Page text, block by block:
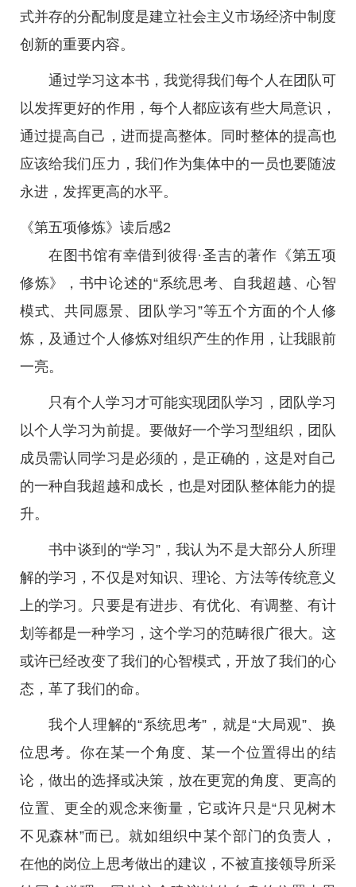
式并存的分配制度是建立社会主义市场经济中制度
创新的重要内容。
通过学习这本书，我觉得我们每个人在团队可
以发挥更好的作用，每个人都应该有些大局意识，
通过提高自己，进而提高整体。同时整体的提高也
应该给我们压力，我们作为集体中的一员也要随波
永进，发挥更高的水平。
《第五项修炼》读后感2
在图书馆有幸借到彼得·圣吉的著作《第五项
修炼》，书中论述的“系统思考、自我超越、心智
模式、共同愿景、团队学习”等五个方面的个人修
炼，及通过个人修炼对组织产生的作用，让我眼前
一亮。
只有个人学习才可能实现团队学习，团队学习
以个人学习为前提。要做好一个学习型组织，团队
成员需认同学习是必须的，是正确的，这是对自己
的一种自我超越和成长，也是对团队整体能力的提
升。
书中谈到的“学习”，我认为不是大部分人所理
解的学习，不仅是对知识、理论、方法等传统意义
上的学习。只要是有进步、有优化、有调整、有计
划等都是一种学习，这个学习的范畴很广很大。这
或许已经改变了我们的心智模式，开放了我们的心
态，革了我们的命。
我个人理解的“系统思考”，就是“大局观”、换
位思考。你在某一个角度、某一个位置得出的结
论，做出的选择或决策，放在更宽的角度、更高的
位置、更全的观念来衡量，它或许只是“只见树木
不见森林”而已。就如组织中某个部门的负责人，
在他的岗位上思考做出的建议，不被直接领导所采